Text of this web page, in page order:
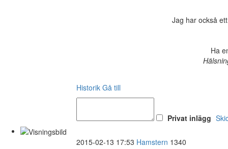
Jag har också
Ha
Historik Gå till
Privat inlägg
2015-02-13 17:53 Hamstern 1340